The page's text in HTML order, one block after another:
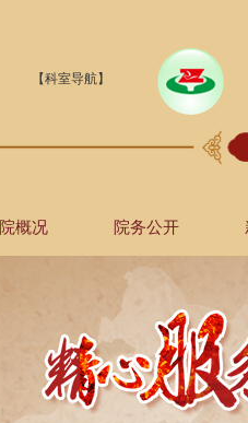
【科室导航】
概况 院务公开